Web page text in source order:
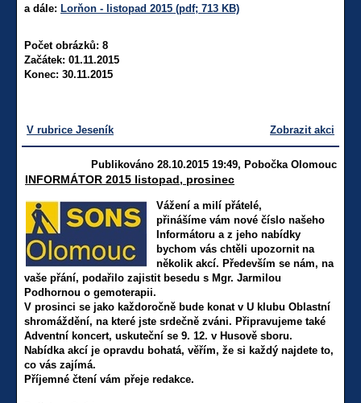
a dále: Lorňon - listopad 2015 (pdf; 713 KB)
Počet obrázků: 8
Začátek: 01.11.2015
Konec: 30.11.2015
V rubrice Jeseník Zobrazit akci
Publikováno 28.10.2015 19:49, Pobočka Olomouc
INFORMÁTOR 2015 listopad, prosinec
Vážení a milí přátelé,
přinášíme vám nové číslo našeho
Informátoru a z jeho nabídky
bychom vás chtěli upozornit na
několik akcí. Především se nám, na
vaše přání, podařilo zajistit besedu s Mgr. Jarmilou
Podhornou o gemoterapii.
V prosinci se jako každoročně bude konat v U klubu Oblastní
shromáždění, na které jste srdečně zváni. Připravujeme také
Adventní koncert, uskuteční se 9. 12. v Husově sboru.
Nabídka akcí je opravdu bohatá, věřím, že si každý najdete to,
co vás zajímá.
Příjemné čtení vám přeje redakce.